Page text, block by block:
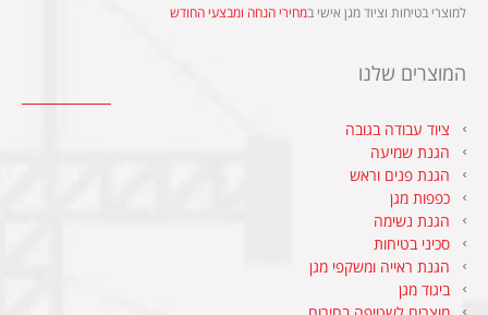
למוצרי בטיחות וציוד מגן אישי במחירי הנחה ומבצעי החודש
המוצרים שלנו
ציוד עבודה בגובה
הגנת שמיעה
הגנת פנים וראש
כפפות מגן
הגנת נשימה
סכיני בטיחות
הגנת ראייה ומשקפי מגן
ביגוד מגן